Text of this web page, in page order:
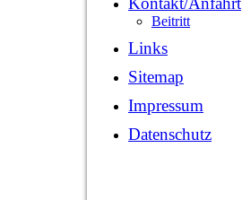
Beitritt
Links
Sitemap
Impressum
Datenschutz